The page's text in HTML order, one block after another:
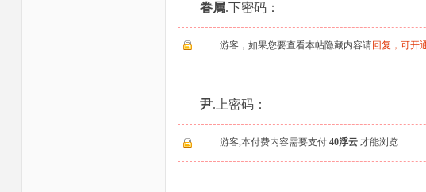
眷属.下密码：
游客，如果您要查看本帖隐藏内容请回复，可开
尹.上密码：
游客,本付费内容需要支付 40浮云才能浏览